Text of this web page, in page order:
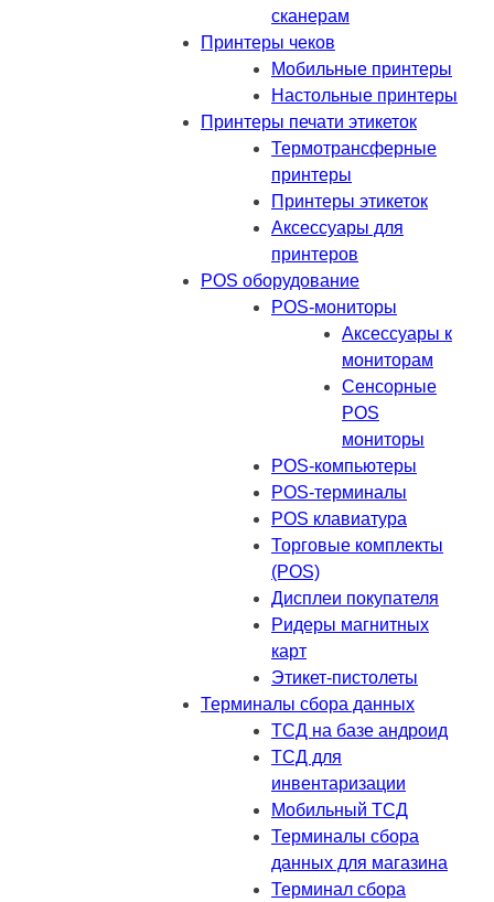
сканерам
Принтеры чеков
Мобильные принтеры
Настольные принтеры
Принтеры печати этикеток
Термотрансферные
принтеры
Принтеры этикеток
Аксессуары для
принтеров
POS оборудование
POS-мониторы
Аксессуары к
мониторам
Сенсорные
POS
мониторы
POS-компьютеры
POS-терминалы
POS клавиатура
Торговые комплекты
(POS)
Дисплеи покупателя
Ридеры магнитных
карт
Этикет-пистолеты
Терминалы сбора данных
ТСД на базе андроид
ТСД для
инвентаризации
Мобильный ТСД
Терминалы сбора
данных для магазина
Терминал сбора